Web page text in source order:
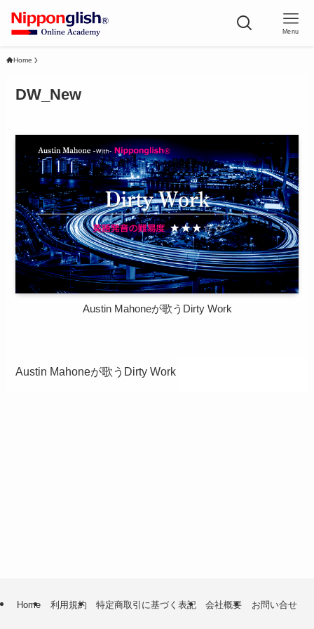
Menu
Home
DW_New
Austin Mahoneが歌うDirty Work
Austin Mahoneが歌うDirty Work
Home 利用規約 特定商取引に基づく表記 会社概要 お問い合せ